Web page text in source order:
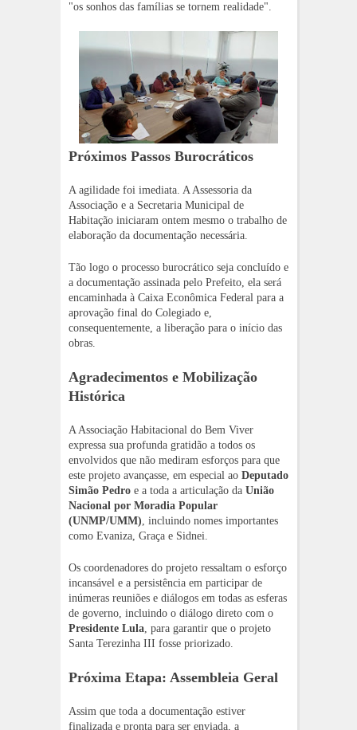
"os sonhos das famílias se tornem realidade".
Próximos Passos Burocráticos
A agilidade foi imediata. A Assessoria da
Associação e a Secretaria Municipal de
Habitação iniciaram ontem mesmo o trabalho de
elaboração da documentação necessária.
Tão logo o processo burocrático seja concluído e
a documentação assinada pelo Prefeito, ela será
encaminhada à Caixa Econômica Federal para a
aprovação final do Colegiado e,
consequentemente, a liberação para o início das
obras.
Agradecimentos e Mobilização
Histórica
A Associação Habitacional do Bem Viver
expressa sua profunda gratidão a todos os
envolvidos que não mediram esforços para que
este projeto avançasse, em especial ao Deputado
Simão Pedroe a toda a articulação da União
Nacional por Moradia Popular
(UNMP/UMM), incluindo nomes importantes
como Evaniza, Graça e Sidnei.
Os coordenadores do projeto ressaltam o esforço
incansável e a persistência em participar de
inúmeras reuniões e diálogos em todas as esferas
de governo, incluindo o diálogo direto com o
Presidente Lula, para garantir que o projeto
Santa Terezinha III fosse priorizado.
Próxima Etapa: Assembleia Geral
Assim que toda a documentação estiver
finalizada e pronta para ser enviada, a